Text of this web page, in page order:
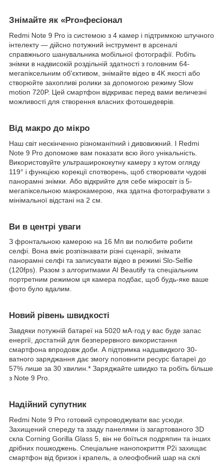
Знімайте як «Pro»фесіонал
Redmi Note 9 Pro із системою з 4 камер і підтримкою штучного
інтелекту — дійсно потужний інструмент в арсеналі
справжнього шанувальника мобільної фотографії. Робіть
знімки в надвисокій роздільній здатності з головним 64-
мегапіксельним об'єктивом, знімайте відео в 4K якості або
створюйте захопливі ролики за допомогою режиму Slow
motion 720P. Цей смартфон відкриває перед вами величезні
можливості для створення власних фотошедеврів.
Від макро до мікро
Наш світ нескінченно різноманітний і дивовижний. І Redmi
Note 9 Pro допоможе вам показати всю його унікальність.
Використовуйте ультраширококутну камеру з кутом огляду
119° і функцією корекції спотворень, щоб створювати чудові
панорамні знімки. Або відкрийте для себе мікросвіт із 5-
мегапіксельною макрокамерою, яка здатна фотографувати з
мінімальної відстані на 2 см.
Ви в центрі уваги
З фронтальною камерою на 16 Мп ви полюбите робити
селфі. Вона вміє розпізнавати різні сценарії, знімати
панорамні селфі та записувати відео в режимі Slo-Selfie
(120fps). Разом з алгоритмами AI Beautify та спеціальним
портретним режимом ця камера подбає, щоб будь-яке ваше
фото було вдалим.
Новий рівень швидкості
Завдяки потужній батареї на 5020 мА·год у вас буде запас
енергії, достатній для безперервного використання
смартфона впродовж доби. А підтримка надшвидкого 30-
ватного заряджання дає змогу поповнити ресурс батареї до
57% лише за 30 хвилин.* Заряджайте швидко та робіть більше
з Note 9 Pro.
Надійний супутник
Redmi Note 9 Pro готовий супроводжувати вас усюди.
Захищений спереду та ззаду панелями із загартованого 3D
скла Corning Gorilla Glass 5, він не боїться подряпин та інших
дрібних пошкоджень. Спеціальне нанопокриття P2i захищає
смартфон від бризок і крапель, а олеофобний шар на склі